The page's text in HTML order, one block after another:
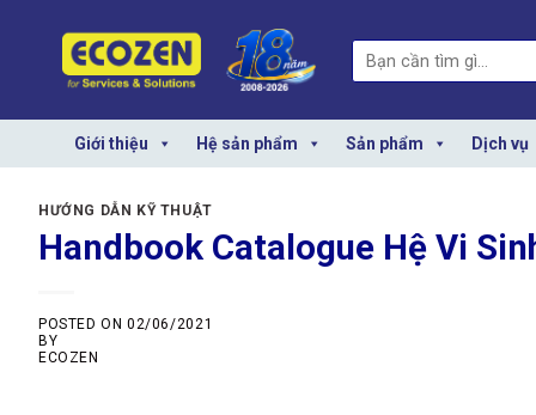
content
Search
for:
Giới thiệu Hệ sản phẩm Sản phẩm Dịch vụ
HƯỚNG DẪN KỸ THUẬT
Handbook Catalogue Hệ Vi
POSTED ON02/06/2021
BY
ECOZEN